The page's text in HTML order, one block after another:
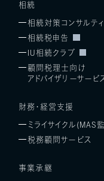
相続
相続対策コンサルテ
相続税申告
IU相続クラブ
顧問税理士向け
アドバイザリーサービ
財務・経営支援
ミライサイクル(MAS
税務顧問サービス
事業承継